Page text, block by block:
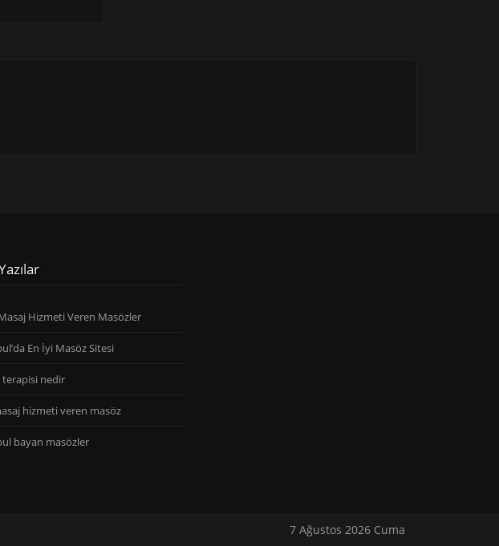
Hizmeti Veren Masözler
En İyi Masöz Sitesi
terapisi nedir
hizmeti veren masöz
bayan masözler
7 Ağustos 2026 Cuma